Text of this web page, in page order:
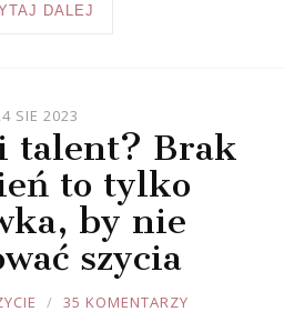
DALEJ
SIE 2023
talent? Brak
to tylko
by nie
szycia
35 KOMENTARZY